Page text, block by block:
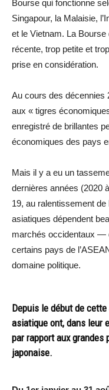
Bourse qui fonctionne
Singapour, la Malaisie,
et le Vietnam. La
récente, trop petite et
prise en considération.
Au cours des décennies
aux « tigres
enregistré de brillantes
économiques des pays
Mais il y a eu un
dernières années (2020
19, au ralentissement
asiatiques dépendent
marchés occidentaux —
certains pays de
domaine politique.
Depuis le début de
asiatique ont, dans leur
par rapport aux
japonaise.